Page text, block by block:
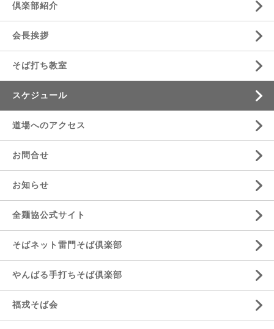
倶楽部紹介
会長挨拶
そば打ち教室
スケジュール
道場へのアクセス
お問合せ
お知らせ
全麺協公式サイト
そばネット雷門そば倶楽部
やんばる手打ちそば倶楽部
福戎そば会